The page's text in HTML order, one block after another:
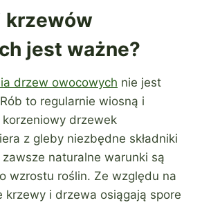
krzewów
jest ważne?
drzew owocowych nie jest
to regularnie wiosną i
drzewek
z gleby niezbędne składniki
naturalne warunki są
wzrostu roślin. Ze względu na
krzewy i drzewa osiągają spore